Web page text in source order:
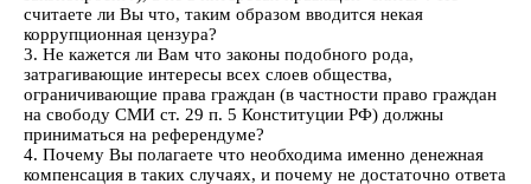
считаете ли Вы что, таким образом вводится некая
коррупционная цензура?
3. Не кажется ли Вам что законы подобного рода,
затрагивающие интересы всех слоев общества,
ограничивающие права граждан (в частности право граждан
на свободу СМИ ст. 29 п. 5 Конституции РФ) должны
приниматься на референдуме?
4. Почему Вы полагаете что необходима именно денежная
компенсация в таких случаях, и почему не достаточно ответа